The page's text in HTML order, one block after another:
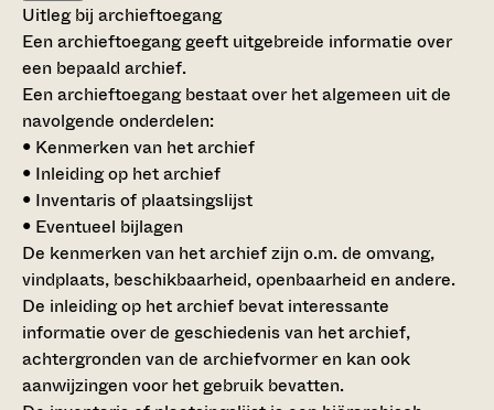
Uitleg bij archieftoegang
Een archieftoegang geeft uitgebreide informatie over
een bepaald archief.
Een archieftoegang bestaat over het algemeen uit de
navolgende onderdelen:
• Kenmerken van het archief
• Inleiding op het archief
• Inventaris of plaatsingslijst
• Eventueel bijlagen
De kenmerken van het archief zijn o.m. de omvang,
vindplaats, beschikbaarheid, openbaarheid en andere.
De inleiding op het archief bevat interessante
informatie over de geschiedenis van het archief,
achtergronden van de archiefvormer en kan ook
aanwijzingen voor het gebruik bevatten.